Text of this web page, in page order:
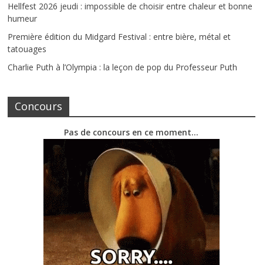
Hellfest 2026 jeudi : impossible de choisir entre chaleur et bonne
humeur
Première édition du Midgard Festival : entre bière, métal et
tatouages
Charlie Puth à l’Olympia : la leçon de pop du Professeur Puth
Concours
Pas de concours en ce moment…